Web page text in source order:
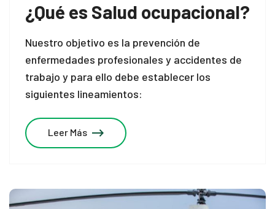
¿Qué es Salud ocupacional?
Nuestro objetivo es la prevención de
enfermedades profesionales y accidentes de
trabajo y para ello debe establecer los
siguientes lineamientos:
Leer Más